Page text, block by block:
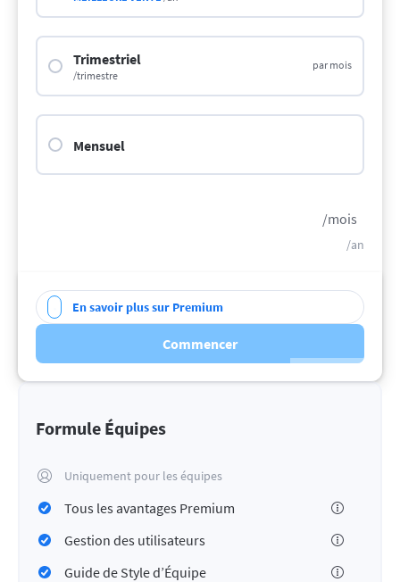
Trimestriel
/trimestre
par mois
Mensuel
/mois
/an
En savoir plus sur Premium
Commencer
Formule Équipes
Uniquement pour les équipes
Tous les avantages Premium
Gestion des utilisateurs
Guide de Style d’Équipe